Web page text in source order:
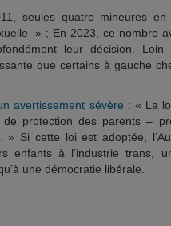
seules quatre mineures
» ; En 2023, ce nombre
leur décision. Loin
que certains à gauche
avertissement sévère : « La
protection des parents –
» Si cette loi est adoptée,
enfants à l’industrie trans,
une démocratie libérale.